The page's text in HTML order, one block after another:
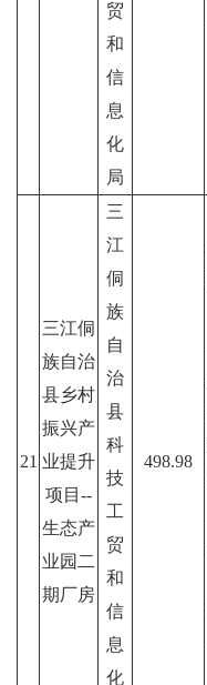
贸
和
信
息
化
局
21
三江侗
族自治
县乡村
振兴产
业提升
项目--
生态产
业园二
期厂房
三
江
侗
族
自
治
县
科
技
工
贸
和
信
息
化
498.98